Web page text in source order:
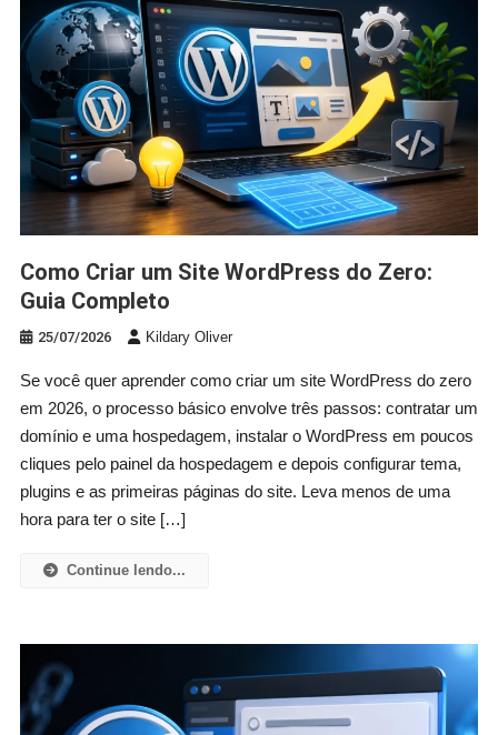
Como Criar um Site WordPress do Zero:
Guia Completo
25/07/2026 Kildary Oliver
Se você quer aprender como criar um site WordPress do zero
em 2026, o processo básico envolve três passos: contratar um
domínio e uma hospedagem, instalar o WordPress em poucos
cliques pelo painel da hospedagem e depois configurar tema,
plugins e as primeiras páginas do site. Leva menos de uma
hora para ter o site […]
Continue lendo...